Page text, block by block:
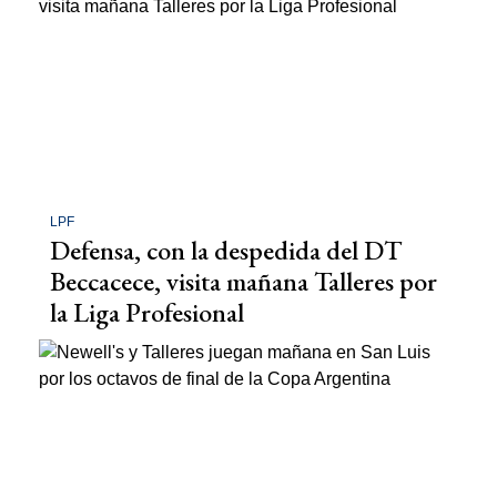
LPF
Defensa, con la despedida del DT
Beccacece, visita mañana Talleres por
la Liga Profesional